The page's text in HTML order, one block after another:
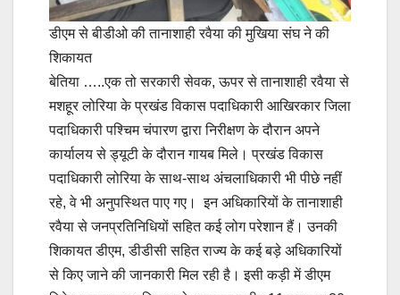
डीएम से बीडीओ की तानाशाही रवैया की मुखिया संघ ने की
शिकायत
बेतिया …..एक तो सरकारी सेवक, ऊपर से तानाशाही रवैया से
मशहूर लोरिया के प्रखंड विकास पदाधिकारी आखिरकार जिला
पदाधिकारी पश्चिम चंपारण द्वारा निरीक्षण के दौरान अपने
कार्यालय से ड्यूटी के दौरान गायब मिले। प्रखंड विकास
पदाधिकारी लोरिया के साथ-साथ अंचलाधिकारी भी पीछे नहीं
रहे, वे भी अनुपस्थित पाए गए। इन अधिकारियों के तानाशाही
रवैया से जनप्रतिनिधियों सहित कई लोग परेशान हैं। उनकी
शिकायत डीएम, डीडीसी सहित राज्य के कई बड़े अधिकारियों
से किए जाने की जानकारी मिल रही है। इसी कड़ी में डीएम